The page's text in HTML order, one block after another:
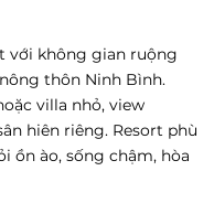
với không gian ruộng
thôn Ninh Bình.
villa nhỏ, view
hiên riêng. Resort phù
ồn ào, sống chậm, hòa